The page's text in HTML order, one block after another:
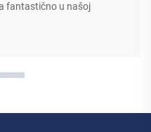
fantastično u našoj